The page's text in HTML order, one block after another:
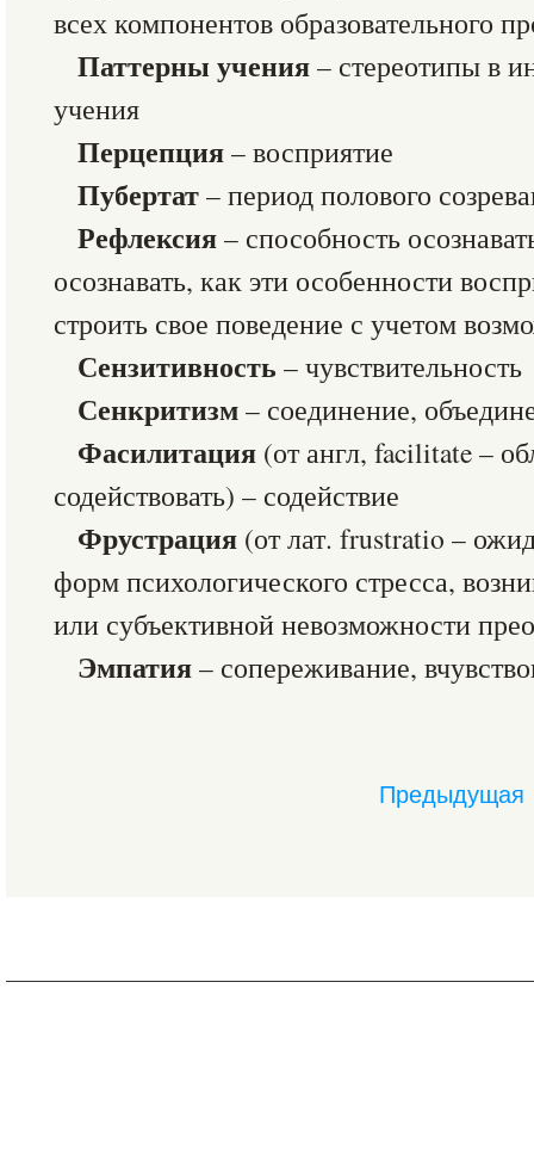
всех компонентов образовательного
Паттерны учения– стереотипы в
учения
Перцепция– восприятие
Пубертат– период полового
Рефлексия– способность
осознавать, как эти особенности
строить свое поведение с учетом
Сензитивность – чувствительность
Сенкритизм– соединение,
Фасилитация (от англ, facilitate –
содействовать) – содействие
Фрустрация (от лат. frustratio –
форм психологического стресса,
или субъективной невозможности
Эмпатия– сопереживание,
Предыдущая